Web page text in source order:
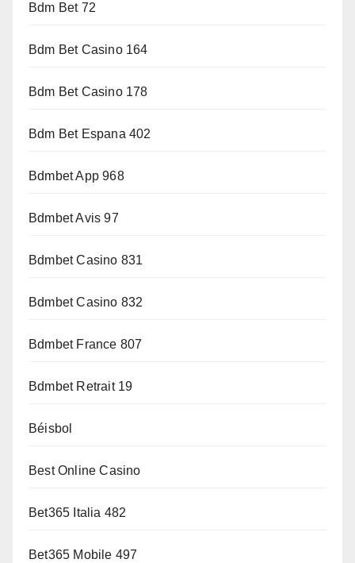
Bdm Bet 72
Bdm Bet Casino 164
Bdm Bet Casino 178
Bdm Bet Espana 402
Bdmbet App 968
Bdmbet Avis 97
Bdmbet Casino 831
Bdmbet Casino 832
Bdmbet France 807
Bdmbet Retrait 19
Béisbol
Best Online Casino
Bet365 Italia 482
Bet365 Mobile 497